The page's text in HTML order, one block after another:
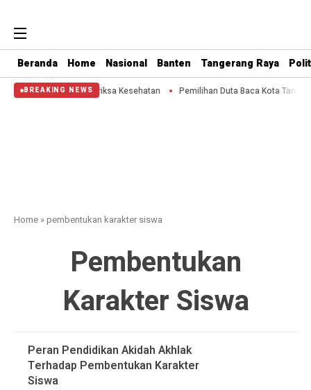
Beranda Home Nasional Banten Tangerang Raya
BREAKING NEWS
Tak Takut Periksa Kesehatan Pemilihan Duta Baca Kota Tangerang
Home »pembentukan karakter siswa
Pembentukan
Karakter Siswa
Peran Pendidikan Akidah Akhlak
Terhadap Pembentukan Karakter
Siswa